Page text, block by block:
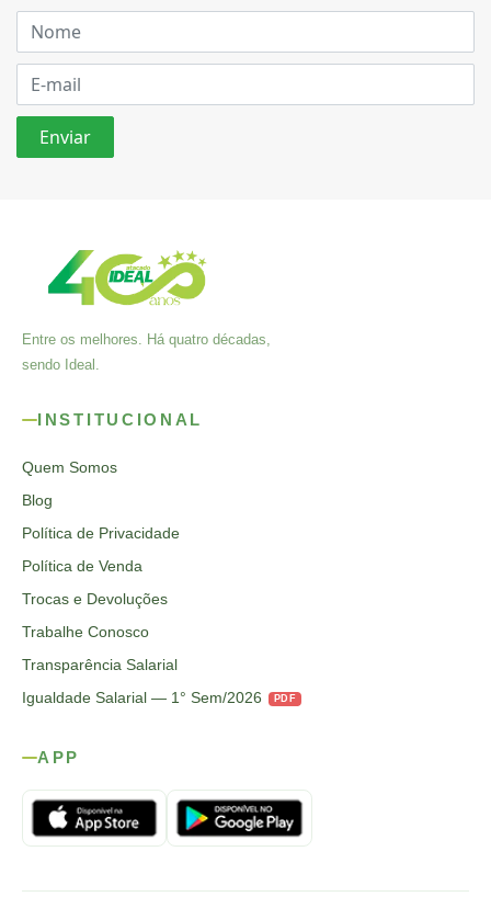
Entre os melhores. Há quatro décadas,
sendo Ideal.
INSTITUCIONAL
Quem Somos
Blog
Política de Privacidade
Política de Venda
Trocas e Devoluções
Trabalhe Conosco
Transparência Salarial
Igualdade Salarial — 1° Sem/2026
PDF
APP